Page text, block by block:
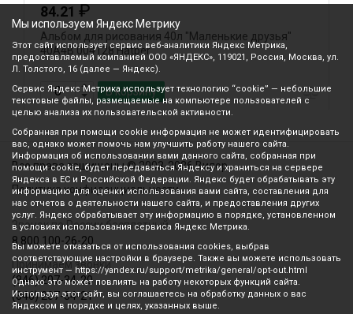
84.21 ₽
Альбом для рисования 40л "Маленькие друзья"
40А4В 004128 Hatber
В корзину
Все права защищены © 2003-2026 Вилор
Политика конфиденциальности
Звонок по России бесплатный
8 800 100-26-20
Принимаем звонки
(846) 207-34-20
(846) 207-34-21
Мы используем Яндекс Метрику
Этот сайт использует сервис веб-аналитики Яндекс Метрика,
предоставляемый компанией ООО «ЯНДЕКС», 119021, Россия, Москва, ул.
Л. Толстого, 16 (далее — Яндекс).
Сервис Яндекс Метрика использует технологию “cookie” — небольшие
текстовые файлы, размещаемые на компьютере пользователей с
целью анализа их пользовательской активности.
Собранная при помощи cookie информация не может идентифицировать
вас, однако может помочь нам улучшить работу нашего сайта.
Информация об использовании вами данного сайта, собранная при
помощи cookie, будет передаваться Яндексу и храниться на сервере
Яндекса в ЕС и Российской Федерации. Яндекс будет обрабатывать эту
информацию для оценки использования вами сайта, составления для
нас отчетов о деятельности нашего сайта, и предоставления других
услуг. Яндекс обрабатывает эту информацию в порядке, установленном
в условиях использования сервиса Яндекс Метрика.
Вы можете отказаться от использования cookies, выбрав
соответствующие настройки в браузере. Также вы можете использовать
инструмент — https://yandex.ru/support/metrika/general/opt-out.html
Однако это может повлиять на работу некоторых функций сайта.
Используя этот сайт, вы соглашаетесь на обработку данных о вас
Яндексом в порядке и целях, указанных выше.